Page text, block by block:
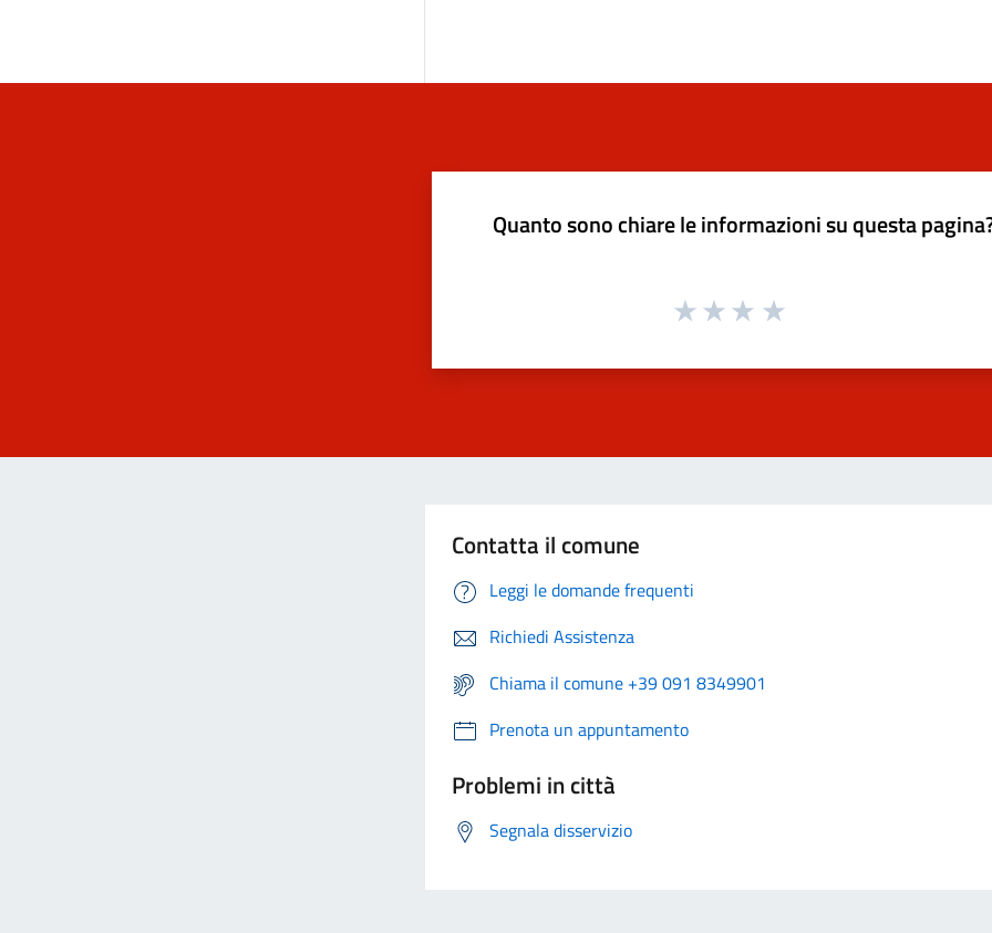
Quanto sono chiare le informazioni su questa
Contatta il comune
Leggi le domande frequenti
Richiedi Assistenza
Chiama il comune +39 091 8349901
Prenota un appuntamento
Problemi in città
Segnala disservizio